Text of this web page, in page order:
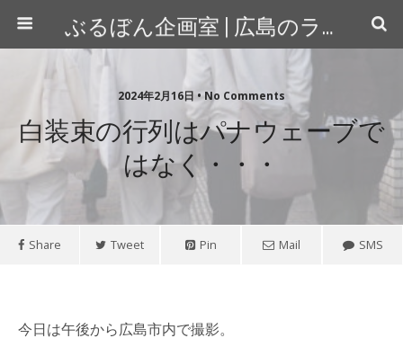
ぶるぼん企画室 | 広島のライター＆カメラマン
2024年2月16日 • No Comments
白装束の行列はパナウェーブで
はなく・・・
Share Tweet Pin Mail SMS
今日は午後から広島市内で撮影。